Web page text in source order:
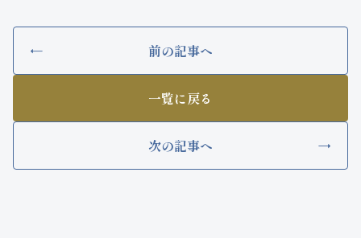
前の記事へ
一覧に戻る
次の記事へ